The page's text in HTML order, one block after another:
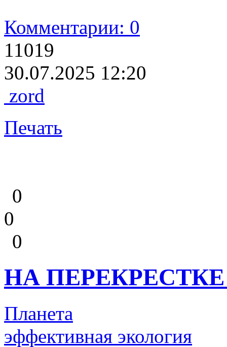
Комментарии: 0
11019
30.07.2025 12:20
zord
Печать
0
0
0
НА
Планета
эффективная экология